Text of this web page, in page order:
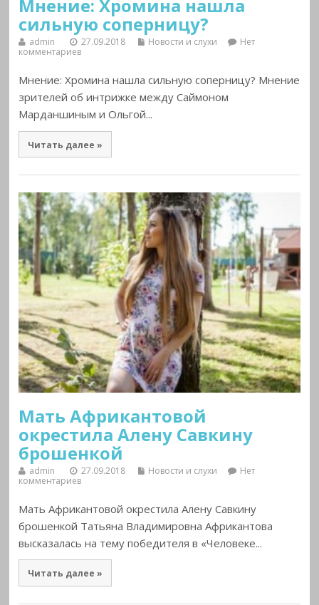
Мнение: Хромина нашла
сильную соперницу?
admin 27.09.2018 Новости и слухи
Нет
комментариев
Мнение: Хромина нашла сильную соперницу? Мнение
зрителей об интрижке между Саймоном
Марданшиным и Ольгой...
Читать далее »
Мать Африкантовой
окрестила Алену Савкину
брошенкой
admin 27.09.2018 Новости и слухи
Нет
комментариев
Мать Африкантовой окрестила Алену Савкину
брошенкой Татьяна Владимировна Африкантова
высказалась на тему победителя в «Человеке...
Читать далее »